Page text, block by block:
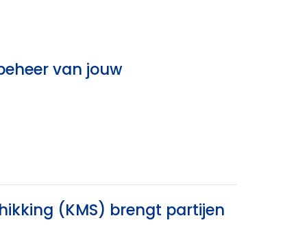
van jouw
(KMS) brengt partijen